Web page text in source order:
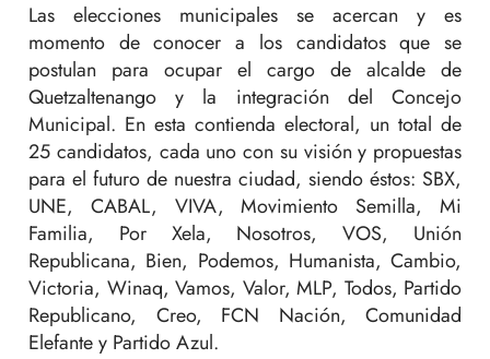
Las elecciones municipales se acercan y es
momento de conocer a los candidatos que se
postulan para ocupar el cargo de alcalde de
Quetzaltenango y la integración del Concejo
Municipal. En esta contienda electoral, un total de
25 candidatos, cada uno con su visión y propuestas
para el futuro de nuestra ciudad, siendo éstos: SBX,
UNE, CABAL, VIVA, Movimiento Semilla, Mi
Familia, Por Xela, Nosotros, VOS, Unión
Republicana, Bien, Podemos, Humanista, Cambio,
Victoria, Winaq, Vamos, Valor, MLP, Todos, Partido
Republicano, Creo, FCN Nación, Comunidad
Elefante y Partido Azul.